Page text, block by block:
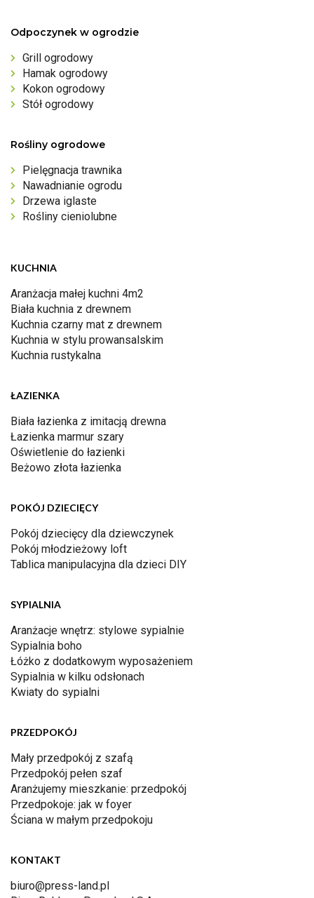
Odpoczynek w ogrodzie
Grill ogrodowy
Hamak ogrodowy
Kokon ogrodowy
Stół ogrodowy
Rośliny ogrodowe
Pielęgnacja trawnika
Nawadnianie ogrodu
Drzewa iglaste
Rośliny cieniolubne
KUCHNIA
Aranżacja małej kuchni 4m2
Biała kuchnia z drewnem
Kuchnia czarny mat z drewnem
Kuchnia w stylu prowansalskim
Kuchnia rustykalna
ŁAZIENKA
Biała łazienka z imitacją drewna
Łazienka marmur szary
Oświetlenie do łazienki
Beżowo złota łazienka
POKÓJ DZIECIĘCY
Pokój dziecięcy dla dziewczynek
Pokój młodzieżowy loft
Tablica manipulacyjna dla dzieci DIY
SYPIALNIA
Aranżacje wnętrz: stylowe sypialnie
Sypialnia boho
Łóżko z dodatkowym wyposażeniem
Sypialnia w kilku odsłonach
Kwiaty do sypialni
PRZEDPOKÓJ
Mały przedpokój z szafą
Przedpokój pełen szaf
Aranżujemy mieszkanie: przedpokój
Przedpokoje: jak w foyer
Ściana w małym przedpokoju
KONTAKT
biuro@press-land.pl